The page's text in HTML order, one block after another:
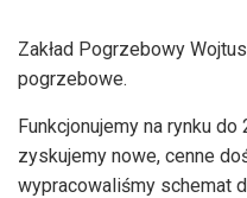
Zakład Pogrzebowy
pogrzebowe.
Funkcjonujemy na rynku
zyskujemy nowe, cenne
wypracowaliśmy schemat